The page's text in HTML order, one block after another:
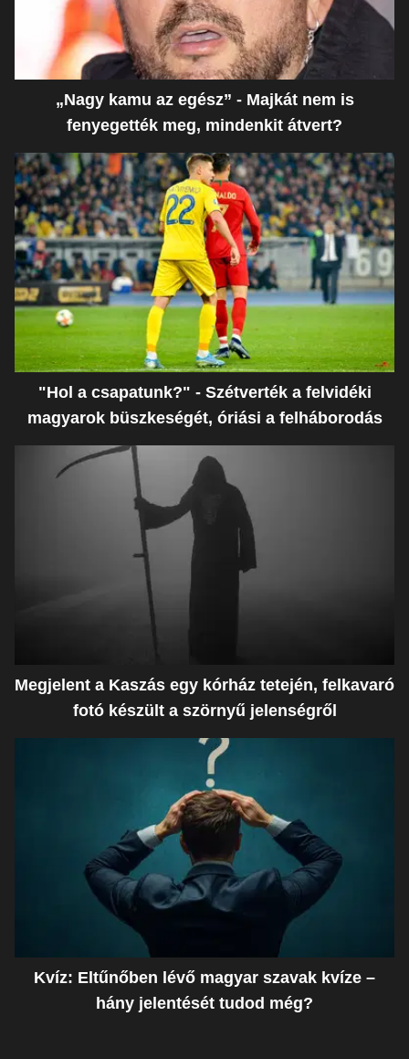
„Nagy kamu az egész” - Majkát nem is
fenyegették meg, mindenkit átvert?
"Hol a csapatunk?" - Szétverték a felvidéki
magyarok büszkeségét, óriási a felháborodás
Megjelent a Kaszás egy kórház tetején, felkavaró
fotó készült a szörnyű jelenségről
Kvíz: Eltűnőben lévő magyar szavak kvíze –
hány jelentését tudod még?